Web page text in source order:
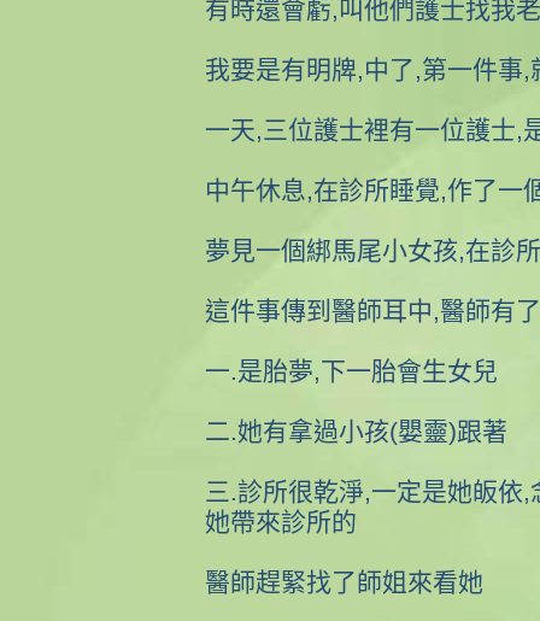
有時還會虧,叫他們護士找我
我要是有明牌,中了,第一件事,
一天,三位護士裡有一位護士,
中午休息,在診所睡覺,作了一
夢見一個綁馬尾小女孩,在診
這件事傳到醫師耳中,醫師有
一.是胎夢,下一胎會生女兒
二.她有拿過小孩(嬰靈)跟著
三.診所很乾淨,一定是她皈依
她帶來診所的
醫師趕緊找了師姐來看她